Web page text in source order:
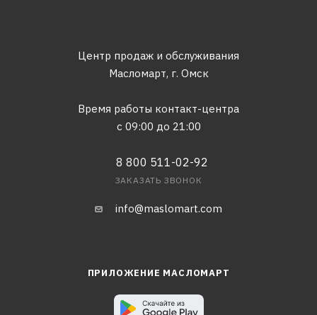
Центр продаж и обслуживания
Масломарт, г. Омск
Время работы контакт-центра
с 09:00 до 21:00
8 800 511-02-92
ЗАКАЗАТЬ ЗВОНОК
info@maslomart.com
ПРИЛОЖЕНИЕ МАСЛОМАРТ